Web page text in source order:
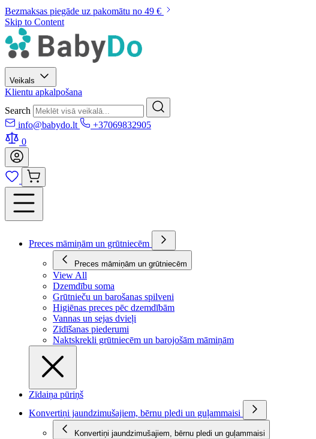
Bezmaksas piegāde uz pakomātu no 49 €
Skip to Content
Veikals
Klientu apkalpošana
Search
info@babydo.lt
+37069832905
0
Preces māmiņām un grūtniecēm
Preces māmiņām un grūtniecēm
View All
Dzemdību soma
Grūtnieču un barošanas spilveni
Higiēnas preces pēc dzemdībām
Vannas un sejas dvieļi
Zīdīšanas piederumi
Naktskrekli grūtniecēm un barojošām māmiņām
Zīdaiņa pūriņš
Konvertiņi jaundzimušajiem, bērnu pledi un guļammaisi
Konvertiņi jaundzimušajiem, bērnu pledi un guļammaisi